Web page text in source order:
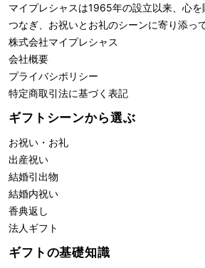
マイプレシャスは1965年の設立以来、心
つなぎ、お祝いとお礼のシーンに寄り添っ
株式会社マイプレシャス
会社概要
プライバシポリシー
特定商取引法に基づく表記
ギフトシーンから選ぶ
お祝い・お礼
出産祝い
結婚引出物
結婚内祝い
香典返し
法人ギフト
ギフトの基礎知識